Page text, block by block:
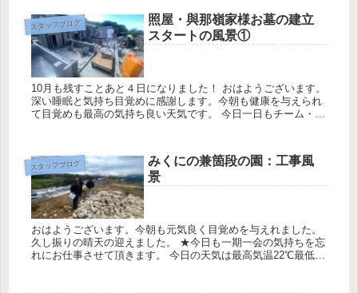
スタッフブログ
照屋・與那嶺家様お墓の建立
スタートの風景①
10月も残すことあと４日になりました！ おはようございます。
深い睡眠と気持ち目覚めに感謝します。今朝も健康を与えられ
て目覚めも最高の気持ち良い天気です。 今日一日もチーム・ワ
スタッフブログ
みくにの兼箇段の園：工事風
景
おはようございます。今朝も元気良く目覚めを与えれました。
久し振りの晴天の迎えました。 ★今日も一期一会の気持ちを忘
れにお仕事させて頂きます。 今日の天気は最高気温22℃最低気